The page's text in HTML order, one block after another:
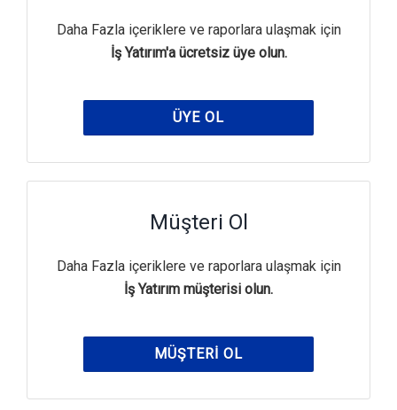
Daha Fazla içeriklere ve raporlara ulaşmak için
İş Yatırım'a ücretsiz üye olun.
ÜYE OL
Müşteri Ol
Daha Fazla içeriklere ve raporlara ulaşmak için
İş Yatırım müşterisi olun.
MÜŞTERI OL